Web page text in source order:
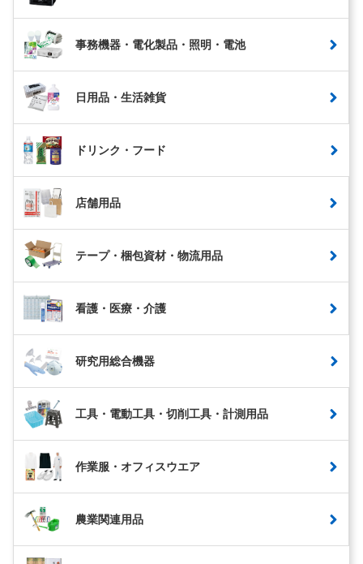
事務機器・電化製品・照明・電池
日用品・生活雑貨
ドリンク・フード
店舗用品
テープ・梱包資材・物流用品
看護・医療・介護
研究用総合機器
工具・電動工具・切削工具・計測用品
作業服・オフィスウエア
農業関連用品